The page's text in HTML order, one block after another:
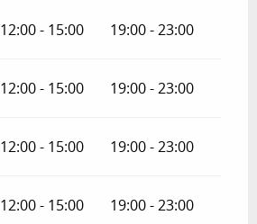
12:00 - 15:00 19:00 - 23:00
12:00 - 15:00 19:00 - 23:00
12:00 - 15:00 19:00 - 23:00
12:00 - 15:00 19:00 - 23:00